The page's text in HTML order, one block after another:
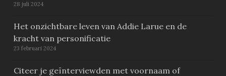
28 juli 2024
Het onzichtbare leven van Addie Larue en de
kracht van personificatie
23 februari 2024
Citeer je geïnterviewden met voornaam of